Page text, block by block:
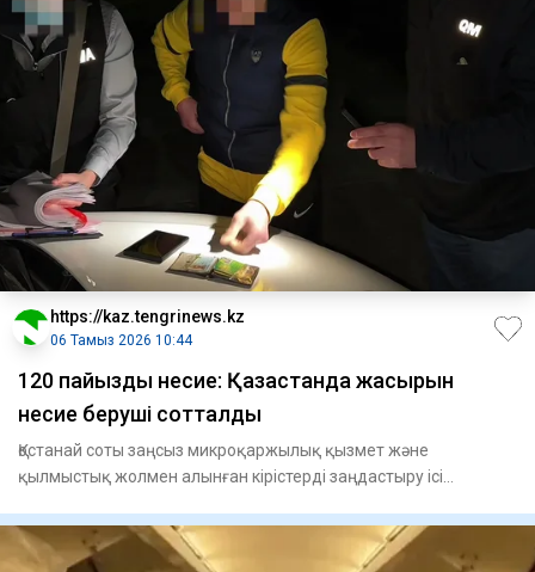
https://kaz.tengrinews.kz
06 Тамыз 2026 10:44
120 пайыздық несие: Қазақстанда жасырын
несие беруші сотталды
Қостанай соты заңсыз микроқаржылық қызмет және
қылмыстық жолмен алынған кірістерді заңдастыру ісі